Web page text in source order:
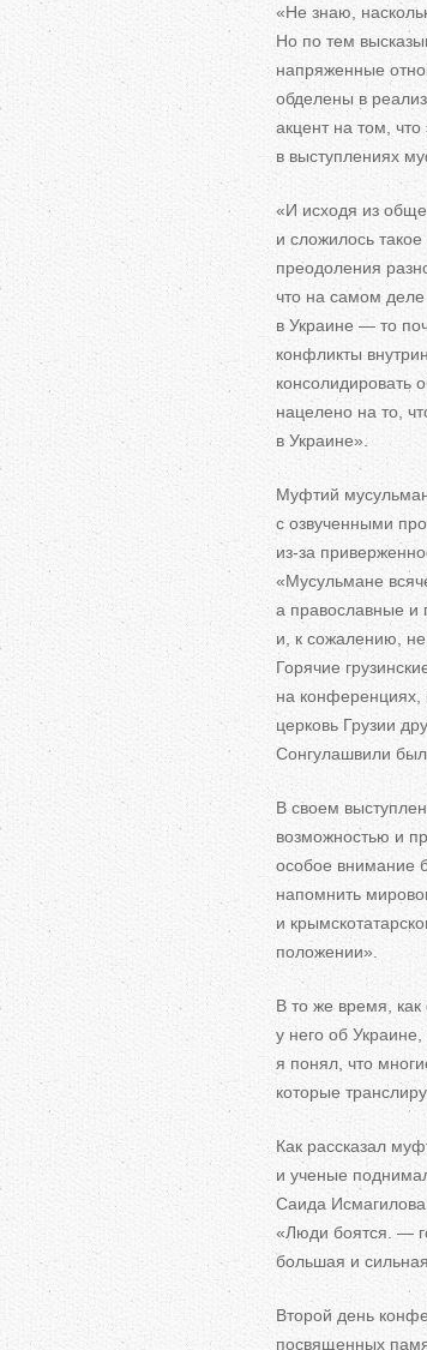
«Не знаю,
Но по тем
напряженные
обделены в
акцент на том, что
в выступлениях
«И исходя из
и сложилось
преодоления
что на самом
в Украине — то
конфликты
консолидировать
нацелено на то,
в Украине».
Муфтий
с озвученными
из-за
«Мусульмане
а православные и
и, к сожалению, не
Горячие
на конференциях,
церковь Грузии
Сонгулашвили
В своем
возможностью и
особое внимание
напомнить
и
положении»
В то же время, как
у него об Украине,
я понял, что
которые
Как рассказал
и ученые
Саида
«Люди боятся. —
большая и
Второй день
посвященных